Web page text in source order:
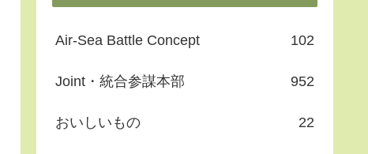
Air-Sea Battle Concept 102
Joint・統合参謀本部 952
おいしいもの 22